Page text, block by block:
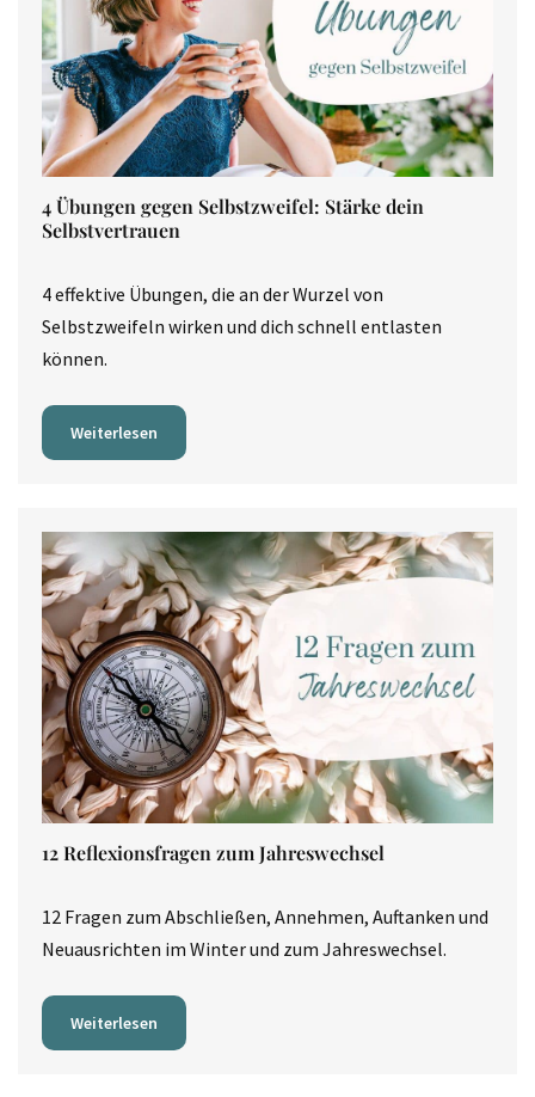
4 Übungen gegen Selbstzweifel: Stärke dein
Selbstvertrauen
4 effektive Übungen, die an der Wurzel von
Selbstzweifeln wirken und dich schnell entlasten
können.
Weiterlesen
12 Reflexionsfragen zum Jahreswechsel
12 Fragen zum Abschließen, Annehmen, Auftanken und
Neuausrichten im Winter und zum Jahreswechsel.
Weiterlesen